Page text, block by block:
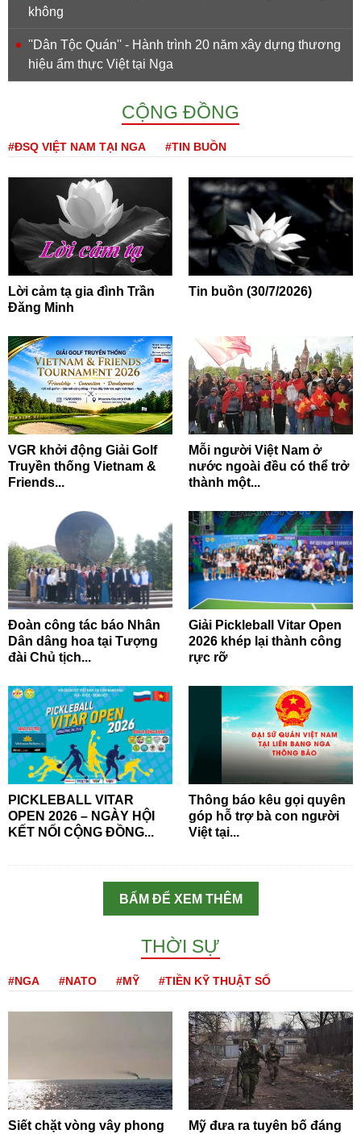
không
''Dân Tộc Quán'' - Hành trình 20 năm xây dựng thương
hiệu ẩm thực Việt tại Nga
CỘNG ĐỒNG
#ĐSQ VIỆT NAM TẠI NGA #TIN BUỒN
Lời cảm tạ gia đình Trần
Đăng Minh
Tin buồn (30/7/2026)
VGR khởi động Giải Golf
Truyền thống Vietnam &
Friends...
Mỗi người Việt Nam ở
nước ngoài đều có thể trở
thành một...
Đoàn công tác báo Nhân
Dân dâng hoa tại Tượng
đài Chủ tịch...
Giải Pickleball Vitar Open
2026 khép lại thành công
rực rỡ
PICKLEBALL VITAR
OPEN 2026 – NGÀY HỘI
KẾT NỐI CỘNG ĐỒNG...
Thông báo kêu gọi quyên
góp hỗ trợ bà con người
Việt tại...
BẤM ĐỂ XEM THÊM
THỜI SỰ
#NGA #NATO #MỸ #TIỀN KỸ THUẬT SỐ
Siết chặt vòng vây phong
Mỹ đưa ra tuyên bố đáng